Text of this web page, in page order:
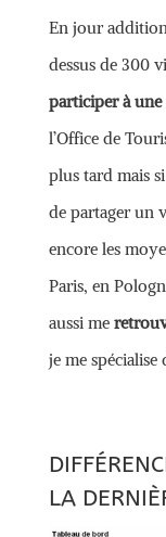
En jour
dessus de 300
participer à
l’Office de
plus tard mais
de partager un
encore les
Paris, en
aussi me
je me
LA